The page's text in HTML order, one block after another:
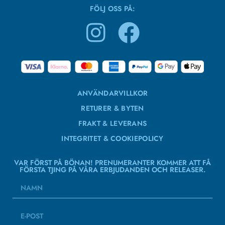
FÖLJ OSS PÅ:
ANVÄNDARVILLKOR
RETURER & BYTEN
FRAKT & LEVERANS
INTEGRITET & COOKIEPOLICY
VAR FÖRST PÅ BÖNAN! PRENUMERANTER KOMMER ATT FÅ
FÖRSTA TJING PÅ VÅRA ERBJUDANDEN OCH RELEASER.